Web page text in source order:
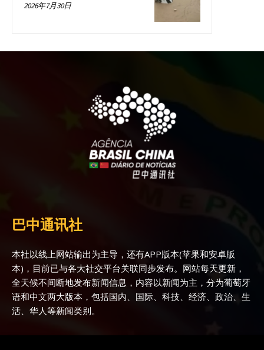
2026年7月30日
巴中通讯社
本社以线上网站输出为主导，还有APP版本(苹果和安卓版
本)，目前已与各大社交平台关联同步发布。网站每天更新，
全天候不间断地发布新闻信息，内容以新闻为主，分为葡萄牙
语和中文两大版本，包括国内、国际、科技、经济、政治、生
活、华人等新闻类别。